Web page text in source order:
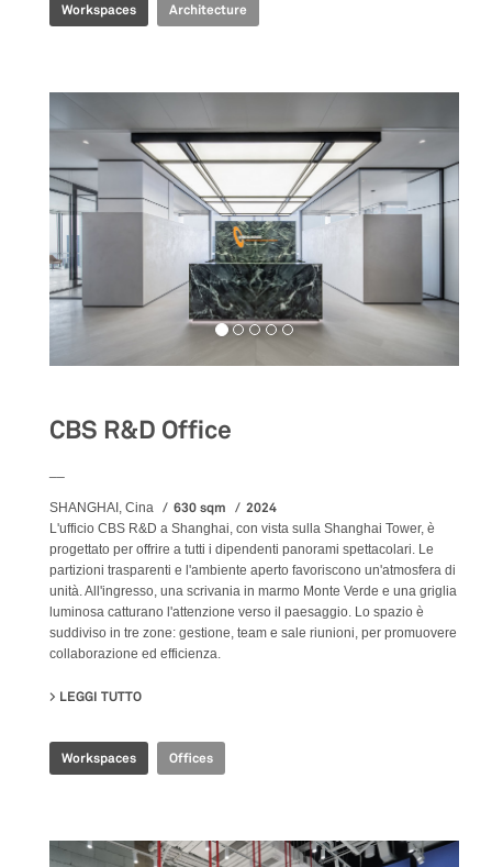
Workspaces Architecture
CBS R&D Office
SHANGHAI, Cina 630 sqm 2024
L'ufficio CBS R&D a Shanghai, con vista sulla Shanghai Tower, è
progettato per offrire a tutti i dipendenti panorami spettacolari. Le
partizioni trasparenti e l'ambiente aperto favoriscono un'atmosfera di
unità. All'ingresso, una scrivania in marmo Monte Verde e una griglia
luminosa catturano l'attenzione verso il paesaggio. Lo spazio è
suddiviso in tre zone: gestione, team e sale riunioni, per promuovere
collaborazione ed efficienza.
LEGGI TUTTO
Workspaces Offices